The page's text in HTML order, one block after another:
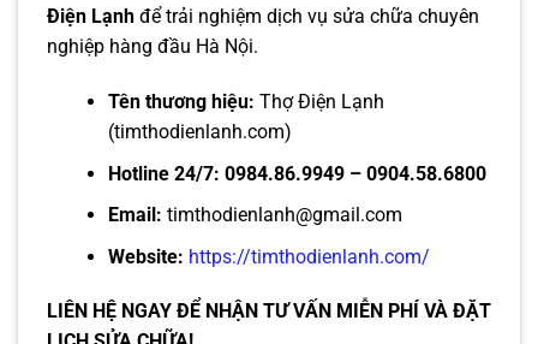
Điện Lạnh để trải nghiệm dịch vụ sửa chữa chuyên
nghiệp hàng đầu Hà Nội.
Tên thương hiệu: Thợ Điện Lạnh
(timthodienlanh.com)
Hotline 24/7: 0984.86.9949 – 0904.58.6800
Email: timthodienlanh@gmail.com
Website: https://timthodienlanh.com/
LIÊN HỆ NGAY ĐỂ NHẬN TƯ VẤN MIỄN PHÍ VÀ ĐẶT